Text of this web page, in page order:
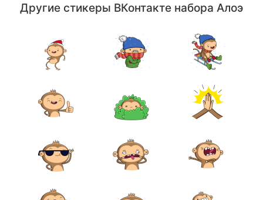
Другие стикеры ВКонтакте набора Алоэ